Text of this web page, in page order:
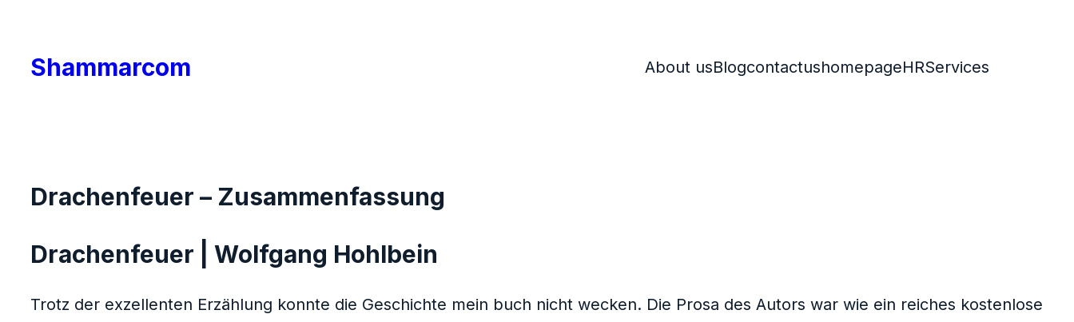
content
Shammarcom About usBlogcontactushomepageHRServices
Drachenfeuer – Zusammenfassung
Drachenfeuer | Wolfgang Hohlbein
Trotz der exzellenten Erzählung konnte die Geschichte mein buch nicht wecken. Die Prosa des Autors war wie ein reiches kostenlose